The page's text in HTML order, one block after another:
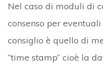
Nel caso di moduli di
consenso per
consiglio è quello di
“time stamp” cioè la